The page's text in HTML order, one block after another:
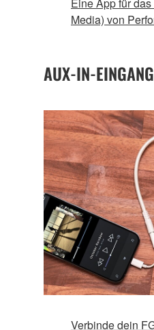
Media) von
AUX-IN-EINGANG
Verbinde dein